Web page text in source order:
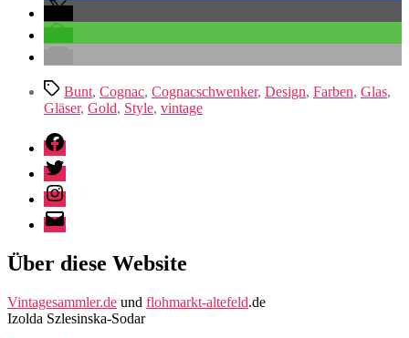
Schlagwörter
Bunt, Cognac, Cognacschwenker, Design, Farben, Glas,
Gläser, Gold, Style, vintage
Facebook
Twitter
Instagram
E-
Mail
Über diese Website
Vintagesammler.de und flohmarkt-altefeld.de
Izolda Szlesinska-Sodar